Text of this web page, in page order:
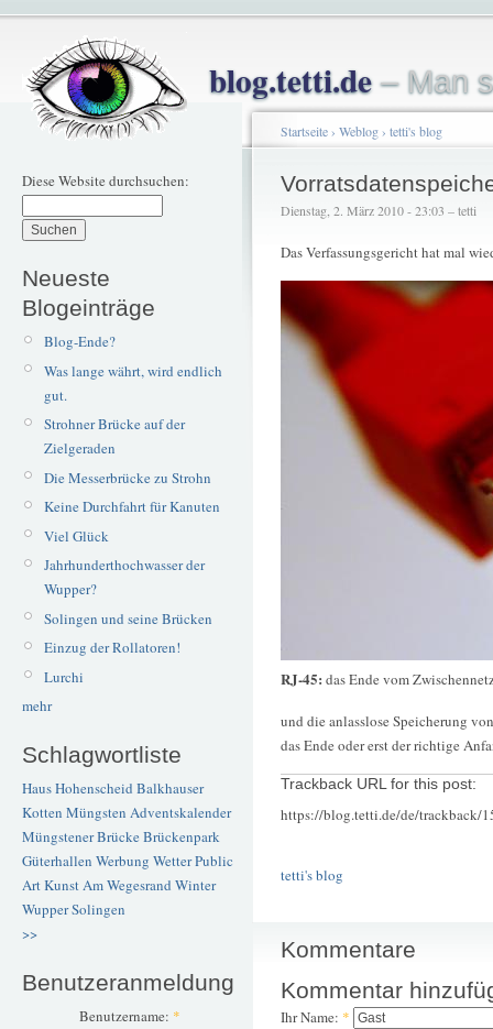
blog.tetti.de– Man
Diese Website durchsuchen:
Neueste
Blogeinträge
Blog-Ende?
Was lange währt, wird endlich
gut.
Strohner Brücke auf der
Zielgeraden
Die Messerbrücke zu Strohn
Keine Durchfahrt für Kanuten
Viel Glück
Jahrhunderthochwasser der
Wupper?
Solingen und seine Brücken
Einzug der Rollatoren!
Lurchi
mehr
Schlagwortliste
Haus Hohenscheid Balkhauser
Kotten Müngsten Adventskalender
Müngstener BrückeBrückenpark
Güterhallen Werbung WetterPublic
ArtKunstAm Wegesrand Winter
WupperSolingen
>>
Benutzeranmeldung
Benutzername: *
Startseite› Weblog› tetti's blog
Dienstag, 2. März 2010 - 23:03 – tetti
Das Verfassungsgericht hat mal
RJ-45: das Ende vom
und die anlasslose Speicherung
das Ende oder erst der richtige
Trackback URL for this post:
https://blog.tetti.de/de/trackback/
tetti's blog
Kommentare
Kommentar
Ihr Name: *